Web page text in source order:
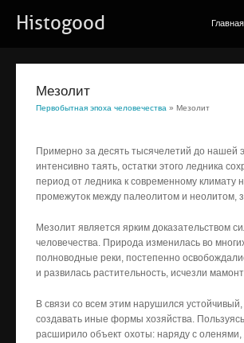
Histogood Главная
Мезолит
Первобытная эпоха человечества » Мезолит
Примерно за десять тысячелетий до нашей
интенсивно таять, остатки этого ледника
период от ледника к современному
промежуток между палеолитом и неолитом,
Мезолит является ярким доказательством
человечества. Природа изменилась во
полноводные реки, постепенно
и развилась растительность, исчезли
В связи со всем этим нарушился
создавать иные формы хозяйства.
расширило объект охоты: наряду с